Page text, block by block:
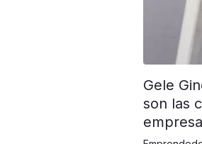
Gele
son las